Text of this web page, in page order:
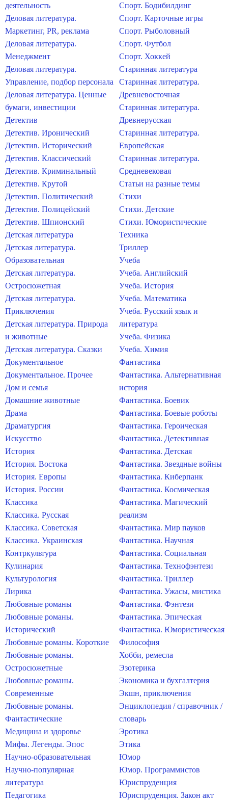
деятельность
Деловая литература.
Маркетинг, PR, реклама
Деловая литература.
Менеджмент
Деловая литература.
Управление, подбор персонала
Деловая литература. Ценные
бумаги, инвестиции
Детектив
Детектив. Иронический
Детектив. Исторический
Детектив. Классический
Детектив. Криминальный
Детектив. Крутой
Детектив. Политический
Детектив. Полицейский
Детектив. Шпионский
Детская литература
Детская литература.
Образовательная
Детская литература.
Остросюжетная
Детская литература.
Приключения
Детская литература. Природа
и животные
Детская литература. Сказки
Документальное
Документальное. Прочее
Дом и семья
Домашние животные
Драма
Драматургия
Искусство
История
История. Востока
История. Европы
История. России
Классика
Классика. Русская
Классика. Советская
Классика. Украинская
Контркультура
Кулинария
Культурология
Лирика
Любовные романы
Любовные романы.
Исторический
Любовные романы. Короткие
Любовные романы.
Остросюжетные
Любовные романы.
Современные
Любовные романы.
Фантастические
Медицина и здоровье
Мифы. Легенды. Эпос
Научно-образовательная
Научно-популярная
литература
Педагогика
Спорт. Бодибилдинг
Спорт. Карточные игры
Спорт. Рыболовный
Спорт. Футбол
Спорт. Хоккей
Старинная литература
Старинная литература.
Древневосточная
Старинная литература.
Древнерусская
Старинная литература.
Европейская
Старинная литература.
Средневековая
Статьи на разные темы
Стихи
Стихи. Детские
Стихи. Юмористические
Техника
Триллер
Учеба
Учеба. Английский
Учеба. История
Учеба. Математика
Учеба. Русский язык и
литература
Учеба. Физика
Учеба. Химия
Фантастика
Фантастика. Альтернативная
история
Фантастика. Боевик
Фантастика. Боевые роботы
Фантастика. Героическая
Фантастика. Детективная
Фантастика. Детская
Фантастика. Звездные войны
Фантастика. Киберпанк
Фантастика. Космическая
Фантастика. Магический
реализм
Фантастика. Мир пауков
Фантастика. Научная
Фантастика. Социальная
Фантастика. Технофэнтези
Фантастика. Триллер
Фантастика. Ужасы, мистика
Фантастика. Фэнтези
Фантастика. Эпическая
Фантастика. Юмористическая
Философия
Хобби, ремесла
Эзотерика
Экономика и бухгалтерия
Экшн, приключения
Энциклопедия / справочник /
словарь
Эротика
Этика
Юмор
Юмор. Программистов
Юриспруденция
Юриспруденция. Закон акт